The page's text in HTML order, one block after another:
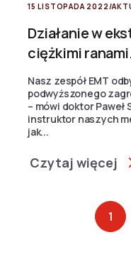
15 LISTOPADA 2022 /
Działanie w
ciężkimi
Nasz zespół EMT
podwyższonego
– mówi doktor Paweł
instruktor naszych
jak...
Czytaj więcej
Archive 1